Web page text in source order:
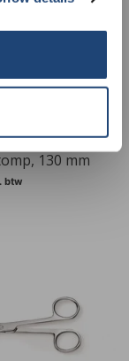
recht,
130 mm
btw